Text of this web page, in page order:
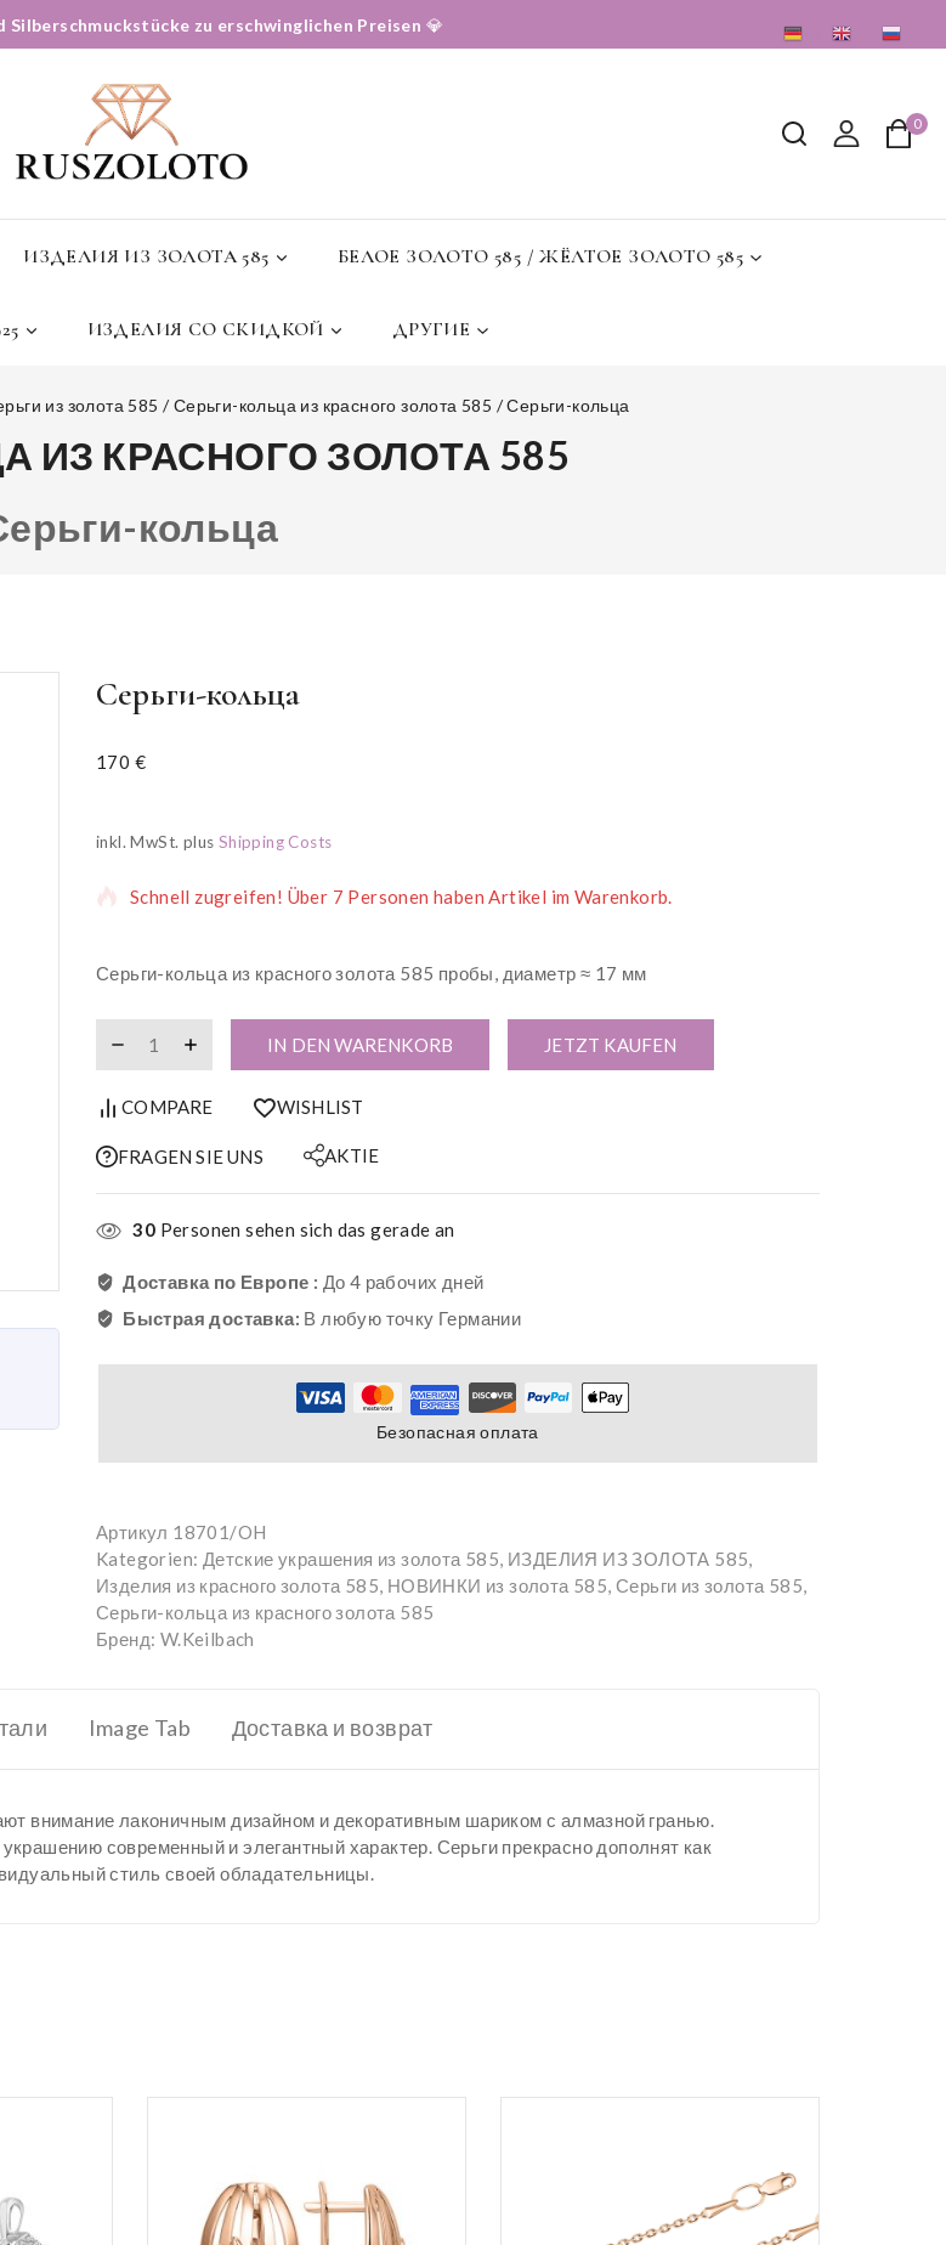
Silberschmuckstücke zu erschwinglichen Preisen 💎
0
ИЗДЕЛИЯ ИЗ ЗОЛОТА 585 БЕЛОЕ ЗОЛОТО 585 / ЖЁЛТОЕ ЗОЛОТО 585
ИЗДЕЛИЯ СО СКИДКОЙ ДРУГИЕ
из золота 585 / Серьги-кольца из красного золота 585 / Серьги-кольца
ИЗ КРАСНОГО ЗОЛОТА 585
кольца
Серьги-кольца
170 €
inkl. MwSt. plus Shipping Costs
4 Produkte wurden in den letzten 4 Stunden verkauft
Schnell zugreifen! Über 7 Personen haben Artikel im Warenkorb.
Серьги-кольца из красного золота 585 пробы, диаметр ≈ 17 мм
IN DEN WARENKORB JETZT KAUFEN
COMPARE WISHLIST
FRAGEN SIE UNS AKTIE
30 Personen sehen sich das gerade an
Доставка по Европе : До 4 рабочих дней
Быстрая доставка: В любую точку Германии
Безопасная оплата
Артикул 18701/OH
Kategorien: Детские украшения из золота 585, ИЗДЕЛИЯ ИЗ ЗОЛОТА 585,
Изделия из красного золота 585, НОВИНКИ из золота 585,Серьги из золота 585,
Серьги-кольца из красного золота 585
Бренд: W.Keilbach
Image Tab Доставка и возврат
внимание лаконичным дизайном и декоративным шариком с алмазной гранью.
современный и элегантный характер. Серьги прекрасно дополнят как
стиль своей обладательницы.